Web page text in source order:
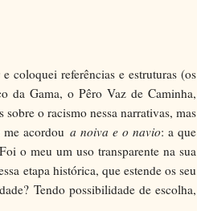
coloquei referências e estruturas (os
da Gama, o Pêro Vaz de Caminha,
o racismo nessa narrativas, mas
acordou a noiva e o navio: a que
o meu um uso transparente na sua
etapa histórica, que estende os seu
Tendo possibilidade de escolha,